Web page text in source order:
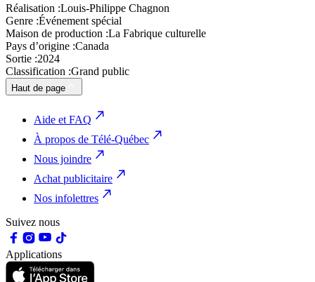
Réalisation :Louis-Philippe Chagnon
Genre :Événement spécial
Maison de production :La Fabrique culturelle
Pays d’origine :Canada
Sortie :2024
Classification :Grand public
Haut de page
Aide et FAQ
À propos de Télé-Québec
Nous joindre
Achat publicitaire
Nos infolettres
Suivez nous
Applications